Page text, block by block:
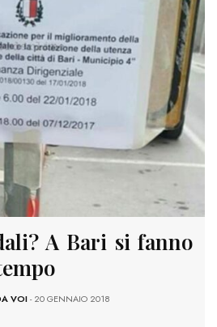
A Bari si fanno
VOI- 20 GENNAIO 2018